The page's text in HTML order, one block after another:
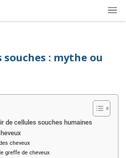
: mythe ou
de cellules souches humaines
cheveux
greffe de cheveux